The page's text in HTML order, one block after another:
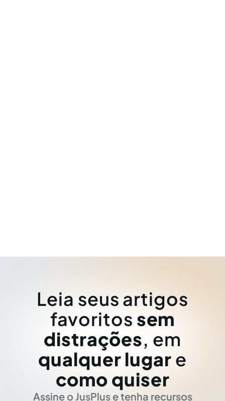
Leia seus artigos
favoritos sem
distrações, em
qualquer lugar e
como quiser
Assine o JusPlus e tenha recursos